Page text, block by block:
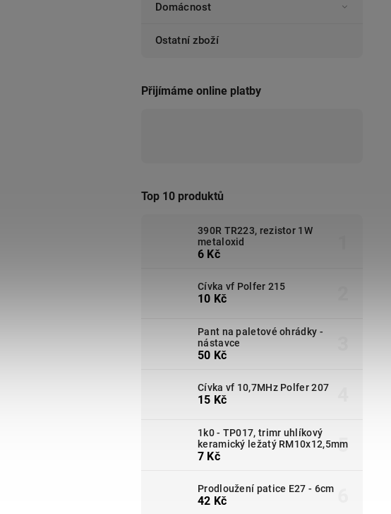
Domácnost
Ostatní zboží
Přijímáme online platby
Top 10 produktů
390R TR223, rezistor 1W
metaloxid
6 Kč
Cívka vf Polfer 215
10 Kč
Pant na paletové ohrádky -
nástavce
50 Kč
Cívka vf 10,7MHz Polfer 207
15 Kč
1k0 - TP017, trimr uhlíkový
keramický ležatý RM10x12,5mm
7 Kč
Prodloužení patice E27 - 6cm
42 Kč